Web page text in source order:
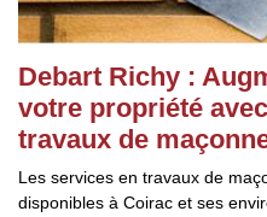
Debart Richy :
votre propriété
travaux de
Les services en travaux de
disponibles à Coirac et ses